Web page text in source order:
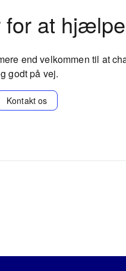
for at hjælpe
end velkommen til at
godt på vej.
Kontakt os